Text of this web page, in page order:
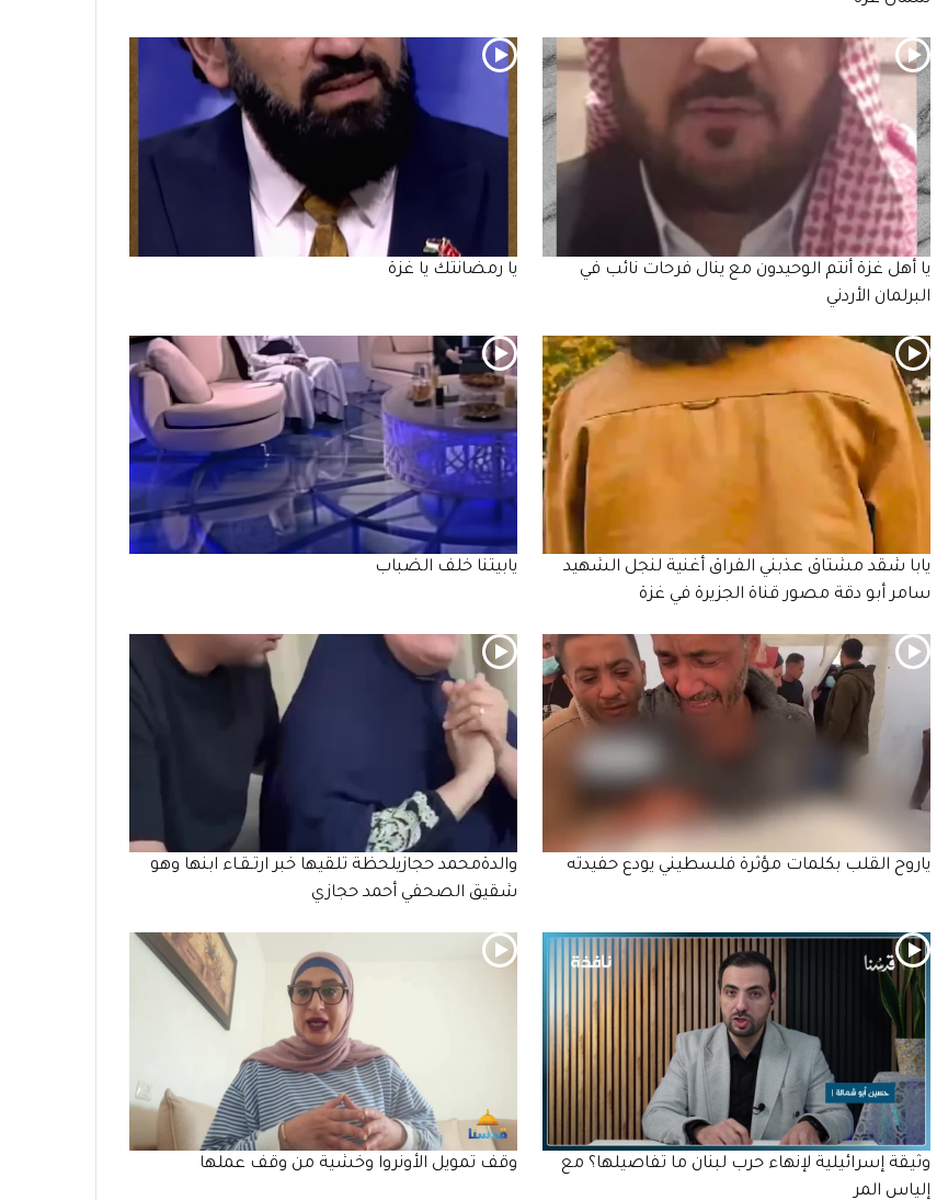
يا أهل غزة أنتم الوحيدون مع ينال فرحات نائب في
البرلمان الأردني
يا رمضانتك يا غزة
يابا شقد مشتاق عذبني الفراق أغنية لنجل الشهيد
سامر أبو دقة مصور قناة الجزيرة في غزة
يابيتنا خلف الضباب
ياروح القلب بكلمات مؤثرة فلسطيني يودع حفيدته
والدةمحمد حجازيلحظة تلقيها خبر ارتـقـاء ابنها وهو
شقيق الصحفي أحمد حجازي
وثيقة إسرائيلية لإنهاء حرب لبنان ما تفاصيلها؟ مع
إلياس المر
وقف تمويل الأونروا وخشية من وقف عملها